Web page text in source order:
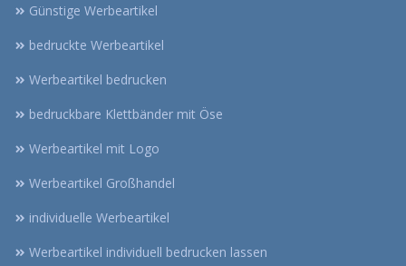
Günstige Werbeartikel
bedruckte Werbeartikel
Werbeartikel bedrucken
bedruckbare Klettbänder mit Öse
Werbeartikel mit Logo
Werbeartikel Großhandel
individuelle Werbeartikel
Werbeartikel individuell bedrucken lassen